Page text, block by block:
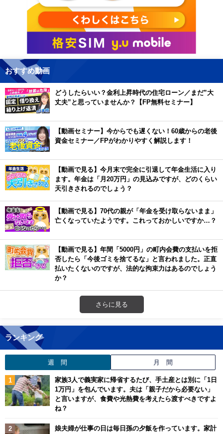
おすすめ動画
どうしたらいい？金利上昇時代の住宅ローン／まだ”大
丈夫”と思っていませんか？【FP無料セミナー】
【動画セミナー】今からでも遅くない！60歳からの老後
資金セミナー／FPがわかりやすく解説します！
【動画で見る】今月末で完全に引退して年金生活に入り
ます。年金は「月20万円」の見込みですが、どのくらい
天引きされるのでしょう？
【動画で見る】70代の親が「年金を受け取らないまま」
亡くなっていたようです。これっておかしいですか…？
【動画で見る】年間「5000円」の町内会費の支払いを拒
否したら「今後ゴミを捨てるな」と言われました。正直
払いたくないのですが、法的な拘束力はあるのでしょう
か？
さらに見る
ランキング
週 間 月 間
家族3人で義実家に帰省するたび、手土産とは別に「1日
1万円」を包んでいます。夫は「親子だから必要ない」
と言いますが、食費や光熱費を考えたら渡すべきですよ
ね？
娘夫婦が仕事の日は毎日孫の夕飯を作っています。家計